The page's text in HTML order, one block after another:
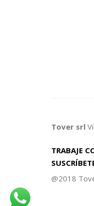
Tover srl
TRABAJE
@2018